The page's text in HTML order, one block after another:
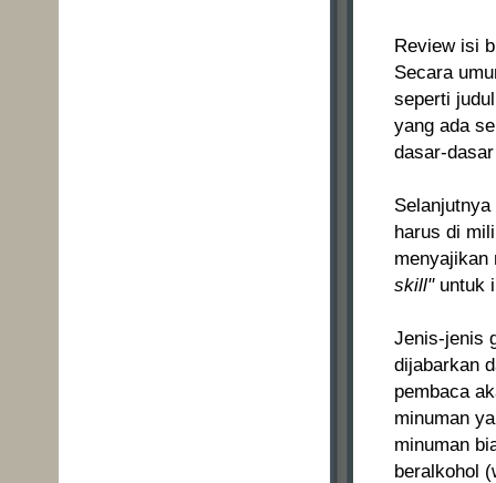
Review isi
Secara
seperti
yang ada
dasar-
harus di
menyajikan
skill" untuk
Jenis-jenis
dijabarkan
pembaca
minuman
minuman
beralkohol